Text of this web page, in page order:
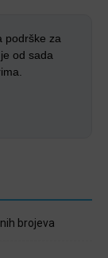
podrške za
od sada
brojeva